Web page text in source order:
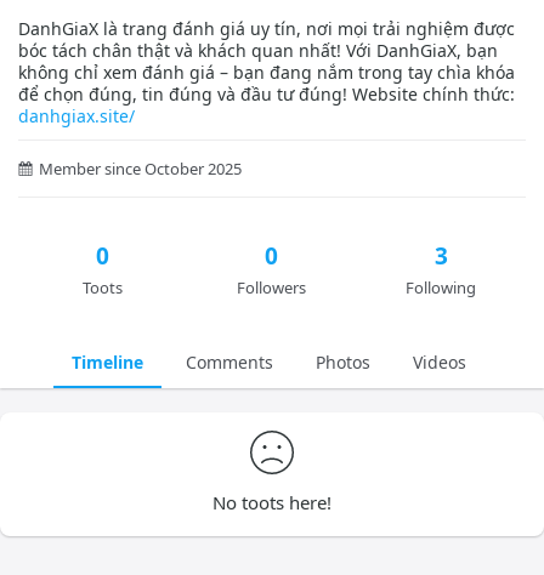
DanhGiaX là trang đánh giá uy tín, nơi mọi trải nghiệm được
bóc tách chân thật và khách quan nhất! Với DanhGiaX, bạn
không chỉ xem đánh giá – bạn đang nắm trong tay chìa khóa
để chọn đúng, tin đúng và đầu tư đúng! Website chính thức:
danhgiax.site/
Member since October 2025
0
Toots
0
Followers
3
Following
Timeline Comments Photos Videos
No toots here!